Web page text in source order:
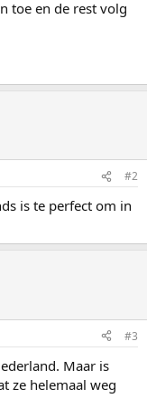
toe en de rest volg
#2
is te perfect om in
#3
Maar is
ze helemaal weg